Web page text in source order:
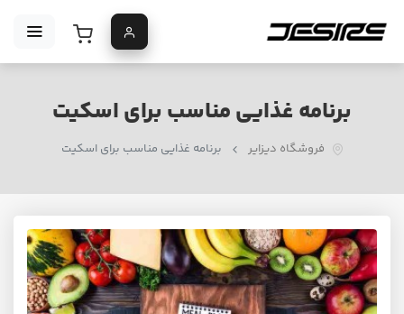
برنامه غذایی مناسب برای اسکیت
فروشگاه دیزایر برنامه غذایی مناسب برای اسکیت